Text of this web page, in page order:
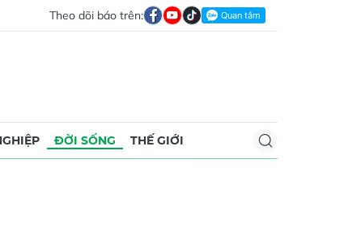
Theo dõi báo trên:
ĐỜI SỐNG THẾ GIỚI